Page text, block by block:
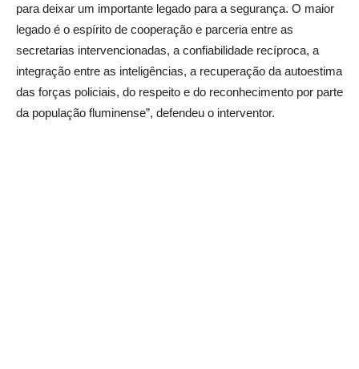
para deixar um importante legado para a segurança. O maior
legado é o espírito de cooperação e parceria entre as
secretarias intervencionadas, a confiabilidade recíproca, a
integração entre as inteligências, a recuperação da autoestima
das forças policiais, do respeito e do reconhecimento por parte
da população fluminense”, defendeu o interventor.